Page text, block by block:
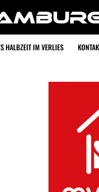
HALBZEIT IM VERLIES